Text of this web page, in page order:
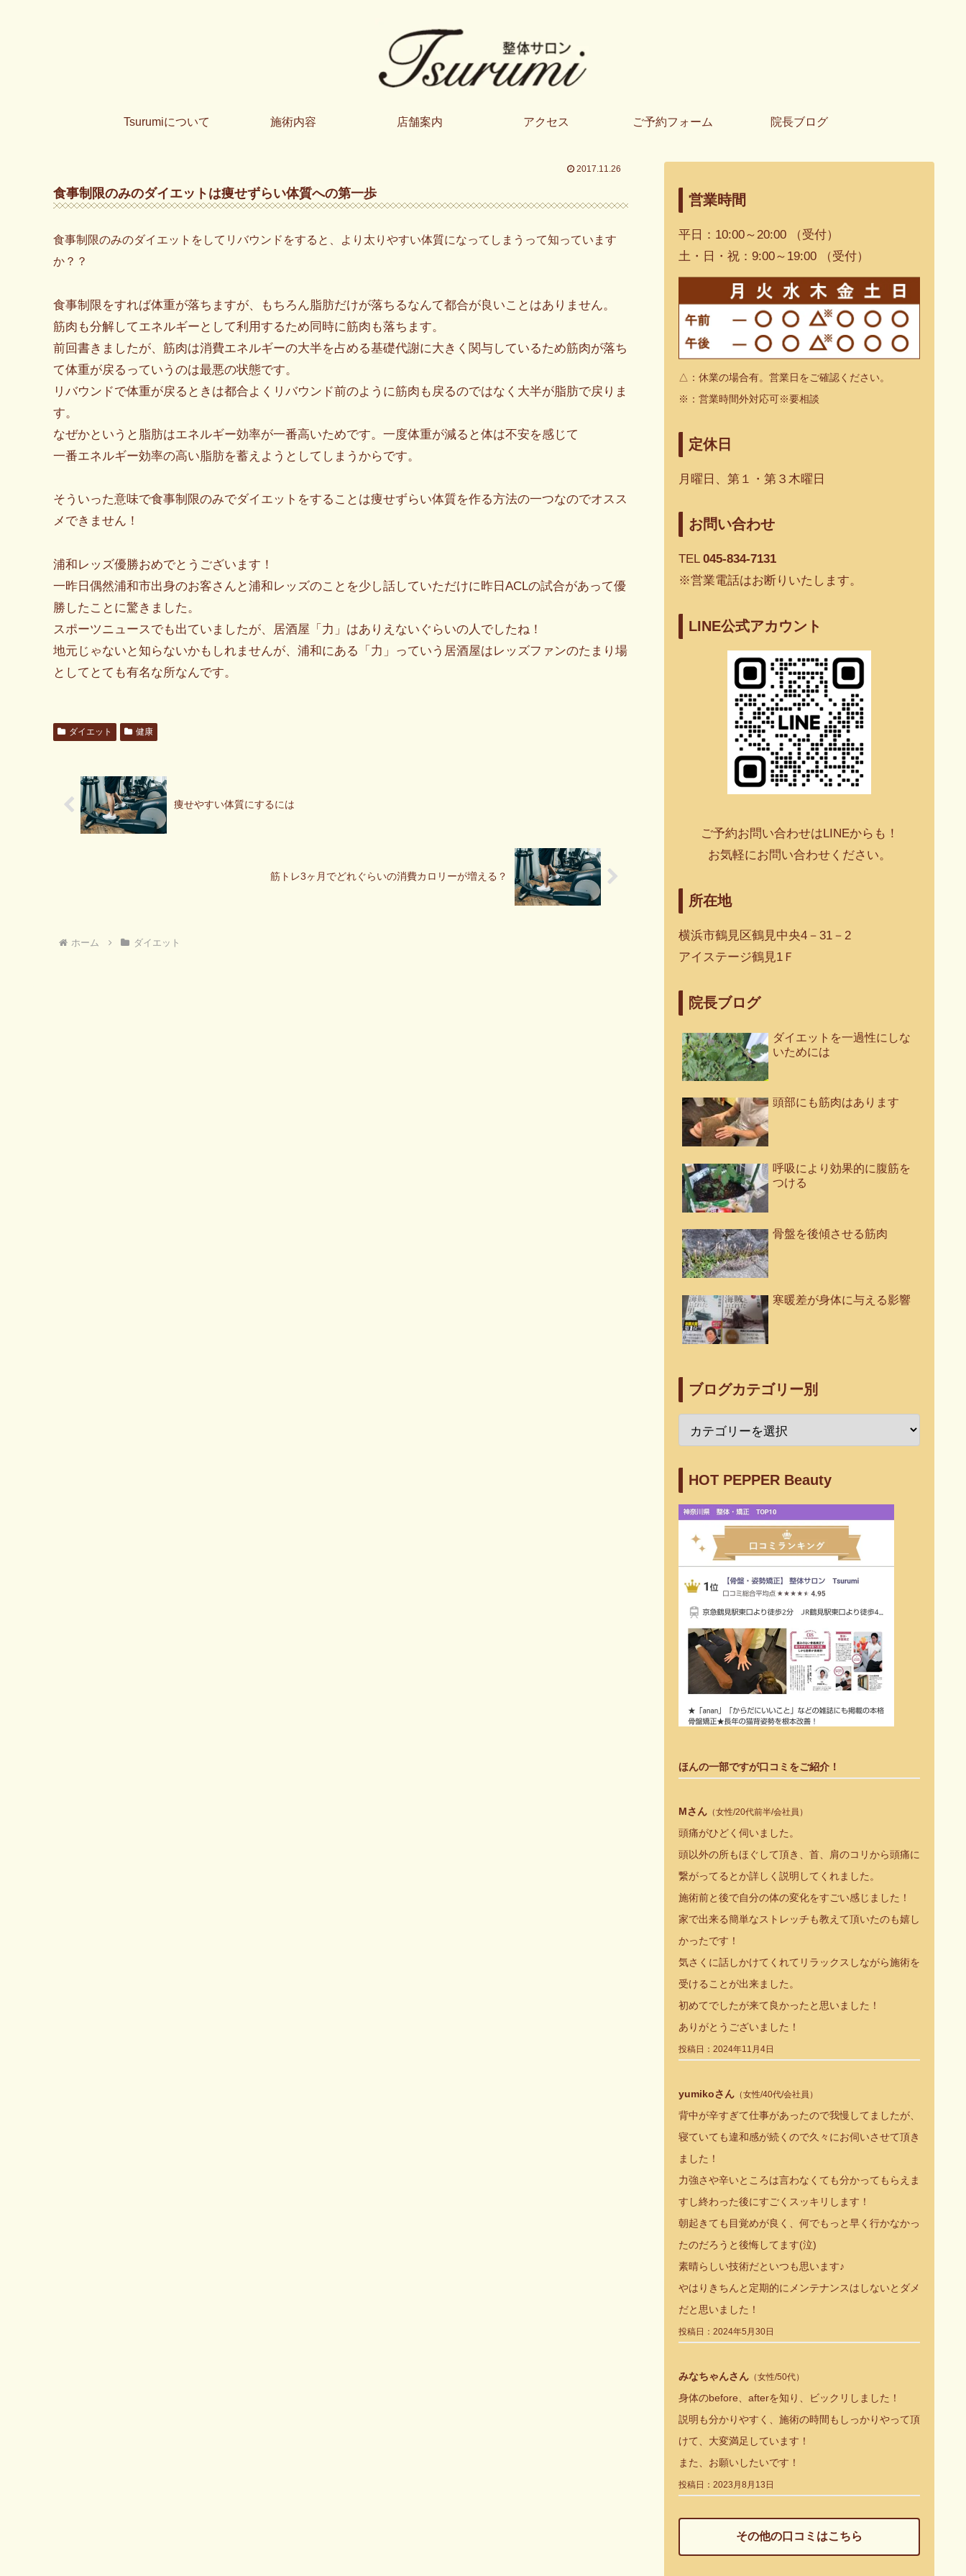
Tsurumiについて 施術内容 店舗案内 アクセス ご予約フォーム 院長ブログ
2017.11.26
食事制限のみのダイエットは痩せずらい体質への第一歩
食事制限のみのダイエットをしてリバウンドをすると、より太りやすい体質になってしまうって知っています
か？？
食事制限をすれば体重が落ちますが、もちろん脂肪だけが落ちるなんて都合が良いことはありません。
筋肉も分解してエネルギーとして利用するため同時に筋肉も落ちます。
前回書きましたが、筋肉は消費エネルギーの大半を占める基礎代謝に大きく関与しているため筋肉が落ち
て体重が戻るっていうのは最悪の状態です。
リバウンドで体重が戻るときは都合よくリバウンド前のように筋肉も戻るのではなく大半が脂肪で戻りま
す。
なぜかというと脂肪はエネルギー効率が一番高いためです。一度体重が減ると体は不安を感じて
一番エネルギー効率の高い脂肪を蓄えようとしてしまうからです。
そういった意味で食事制限のみでダイエットをすることは痩せずらい体質を作る方法の一つなのでオスス
メできません！
浦和レッズ優勝おめでとうございます！
一昨日偶然浦和市出身のお客さんと浦和レッズのことを少し話していただけに昨日ACLの試合があって優
勝したことに驚きました。
スポーツニュースでも出ていましたが、居酒屋「力」はありえないぐらいの人でしたね！
地元じゃないと知らないかもしれませんが、浦和にある「力」っていう居酒屋はレッズファンのたまり場
としてとても有名な所なんです。
ダイエット 健康
痩せやすい体質にするには
筋トレ3ヶ月でどれぐらいの消費カロリーが増える？
ホーム ダイエット
営業時間
平日：10:00～20:00 （受付）
土・日・祝：9:00～19:00 （受付）
△：休業の場合有。営業日をご確認ください。
※ ： 営業時間外対応可※要相談
定休日
月曜日、第１・第３木曜日
お問い合わせ
TEL 045-834-7131
※営業電話はお断りいたします。
LINE公式アカウント
ご予約お問い合わせはLINEからも！
お気軽にお問い合わせください。
所在地
横浜市鶴見区鶴見中央4－31－2
アイステージ鶴見1Ｆ
院長ブログ
ダイエットを一過性にしな
いためには
頭部にも筋肉はあります
呼吸により効果的に腹筋を
つける
骨盤を後傾させる筋肉
寒暖差が身体に与える影響
ブログカテゴリー別
HOT PEPPER Beauty
ほんの一部ですが口コミをご紹介！
Mさん （女性/20代前半/会社員）
頭痛がひどく伺いました。
頭以外の所もほぐして頂き、首、肩のコリから頭痛に
繋がってるとか詳しく説明してくれました。
施術前と後で自分の体の変化をすごい感じました！
家で出来る簡単なストレッチも教えて頂いたのも嬉し
かったです！
気さくに話しかけてくれてリラックスしながら施術を
受けることが出来ました。
初めてでしたが来て良かったと思いました！
ありがとうございました！
投稿日：2024年11月4日
yumikoさん （女性/40代/会社員）
背中が辛すぎて仕事があったので我慢してましたが、
寝ていても違和感が続くので久々にお伺いさせて頂き
ました！
力強さや辛いところは言わなくても分かってもらえま
すし終わった後にすごくスッキリします！
朝起きても目覚めが良く、何でもっと早く行かなかっ
たのだろうと後悔してます(泣)
素晴らしい技術だといつも思います♪
やはりきちんと定期的にメンテナンスはしないとダメ
だと思いました！
投稿日：2024年5月30日
みなちゃんさん （女性/50代）
身体のbefore、afterを知り、ビックリしました！
説明も分かりやすく、施術の時間もしっかりやって頂
けて、大変満足しています！
また、お願いしたいです！
投稿日：2023月8月13日
その他の口コミはこちら